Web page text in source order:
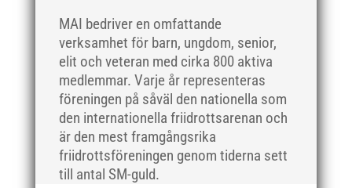
MAI bedriver en omfattande
verksamhet för barn, ungdom, senior,
elit och veteran med cirka 800 aktiva
medlemmar. Varje år representeras
föreningen på såväl den nationella som
den internationella friidrottsarenan och
är den mest framgångsrika
friidrottsföreningen genom tiderna sett
till antal SM-guld.
maj 2018
april 2018
mars 2018
februari 2018
januari 2018
december 2017
november 2017